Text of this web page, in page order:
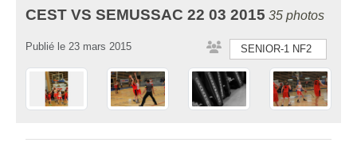
CEST VS SEMUSSAC 22 03 2015 35 photos
SENIOR-1 NF2
Publié le 23 mars 2015